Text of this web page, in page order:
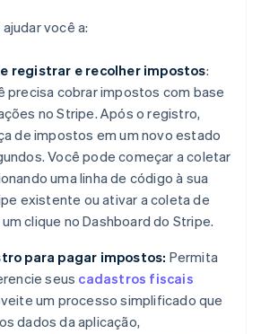
você a:
registrar e recolher impostos:
precisa cobrar impostos com base
no Stripe. Após o registro,
de impostos em um novo estado
Você pode começar a coletar
uma linha de código à sua
existente ou ativar a coleta de
clique no Dashboard do Stripe.
para pagar impostos: Permita
seus cadastros fiscais
um processo simplificado que
dados da aplicação,